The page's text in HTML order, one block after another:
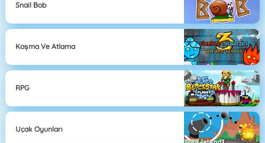
Snail Bob
Koşma Ve Atlama
RPG
Uçak Oyunları